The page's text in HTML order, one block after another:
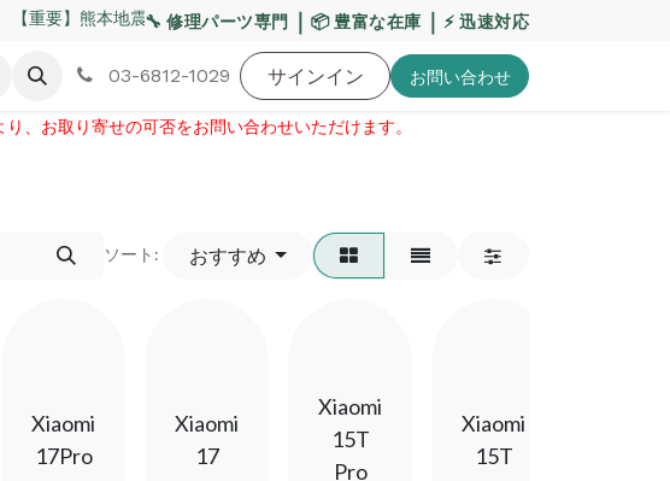
【重要】熊本地震・お盆期間の配送への影響について 【重要】平日の当
🔧 修理パーツ専門 ｜ 📦 豊富な在庫 ｜ ⚡ 迅速対応
ゲーム機 バッテリー 工具・備品 特価品 ポイントに関して
03-6812-1029 サインイン お問い​合わせ
、お取り寄せの可否をお問い合わせいただけます。​
ソート: おすすめ
Xiaomi
17Pro
Xiaomi
17
Xiaomi
15T
Pro
Xiaomi
15T